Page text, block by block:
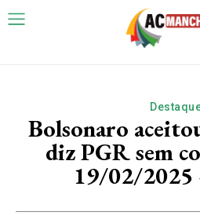
Bolsonaro
diz PGR sem
19/02/2025